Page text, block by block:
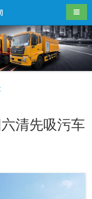
导航
清先吸污车